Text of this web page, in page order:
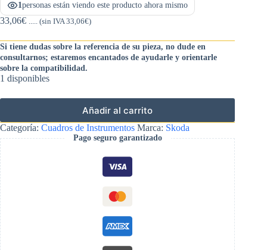
1personas están viendo este producto ahora mismo
33,06€ ..... (sin IVA33,06€)
Si tiene dudas sobre la referencia de su pieza, no dude en
consultarnos; estaremos encantados de ayudarle y orientarle
sobre la compatibilidad.
1 disponibles
Añadir al carrito
Categoría: Cuadros de Instrumentos Marca: Skoda
Pago seguro garantizado